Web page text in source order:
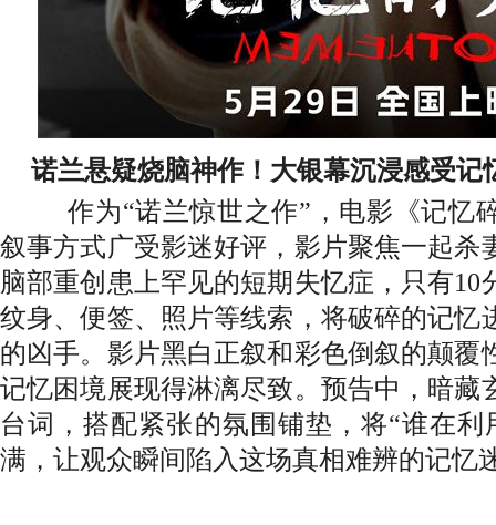
诺兰悬疑烧脑神作！大银幕沉浸感受记
作为“诺兰惊世之作”，电影《记忆
叙事方式广受影迷好评，影片聚焦一起杀
脑部重创患上罕见的短期失忆症，只有10
纹身、便签、照片等线索，将破碎的记忆
的凶手。影片黑白正叙和彩色倒叙的颠覆
记忆困境展现得淋漓尽致。预告中，暗藏
台词，搭配紧张的氛围铺垫，将“谁在
满，让观众瞬间陷入这场真相难辨的记忆